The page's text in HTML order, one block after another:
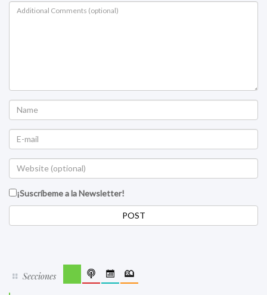
¡Suscríbeme a la Newsletter!
Secciones